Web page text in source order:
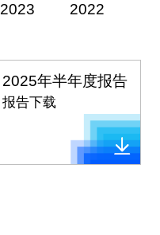
2023 2022
2025年半年度报告
报告下载